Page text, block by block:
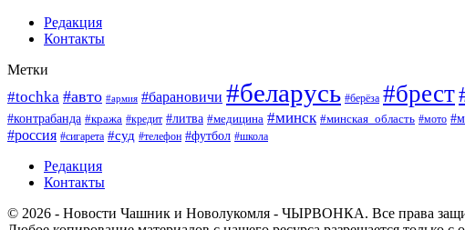
Редакция
Контакты
Метки
#tochka #авто #армия #барановичи #беларусь #берёза #брест
#контрабанда #кража #кредит #литва #медицина #минск #минская_область #мото
#россия #сигарета #суд #телефон #футбол #школа
Редакция
Контакты
© 2026 - Новости Чашник и Новолукомля - ЧЫРВОНКА. Все права